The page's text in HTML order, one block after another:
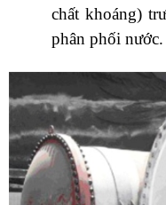
chất khoáng)
phân phối nước.